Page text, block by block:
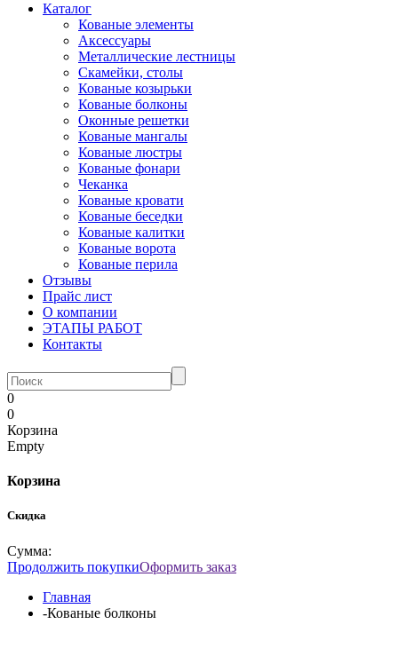
Каталог
Кованые элементы
Аксессуары
Металлические лестницы
Скамейки, столы
Кованые козырьки
Кованые болконы
Оконные решетки
Кованые мангалы
Кованые люстры
Кованые фонари
Чеканка
Кованые кровати
Кованые беседки
Кованые калитки
Кованые ворота
Кованые перила
Отзывы
Прайс лист
О компании
ЭТАПЫ РАБОТ
Контакты
0
0
Корзина
Empty
Корзина
Скидка
Сумма:
Продолжить покупкиОформить заказ
Главная
-Кованые болконы